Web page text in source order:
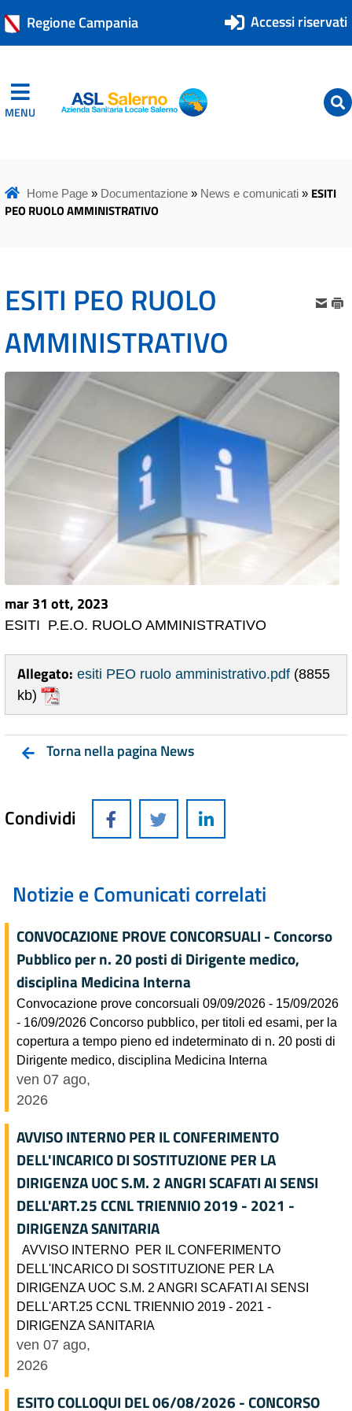
Regione Campania Accessi riservati
MENU ASL Salerno
ASL Salerno
Home Page» Documentazione» News e comunicati» ESITI
PEO RUOLO AMMINISTRATIVO
ESITI PEO RUOLO
AMMINISTRATIVO
mar 31 ott, 2023
ESITI P.E.O. RUOLO AMMINISTRATIVO
Allegato: esiti PEO ruolo amministrativo.pdf (8855
kb)
Torna nella pagina News
Condividi
Notizie e Comunicati correlati
CONVOCAZIONE PROVE CONCORSUALI - Concorso
Pubblico per n. 20 posti di Dirigente medico,
disciplina Medicina Interna
Convocazione prove concorsuali 09/09/2026 - 15/09/2026
- 16/09/2026 Concorso pubblico, per titoli ed esami, per la
copertura a tempo pieno ed indeterminato di n. 20 posti di
Dirigente medico, disciplina Medicina Interna
ven 07 ago,
2026
AVVISO INTERNO PER IL CONFERIMENTO
DELL'INCARICO DI SOSTITUZIONE PER LA
DIRIGENZA UOC S.M. 2 ANGRI SCAFATI AI SENSI
DELL'ART.25 CCNL TRIENNIO 2019 - 2021 -
DIRIGENZA SANITARIA
AVVISO INTERNO PER IL CONFERIMENTO
DELL'INCARICO DI SOSTITUZIONE PER LA
DIRIGENZA UOC S.M. 2 ANGRI SCAFATI AI SENSI
DELL'ART.25 CCNL TRIENNIO 2019 - 2021 -
DIRIGENZA SANITARIA
ven 07 ago,
2026
ESITO COLLOQUI DEL 06/08/2026 - CONCORSO